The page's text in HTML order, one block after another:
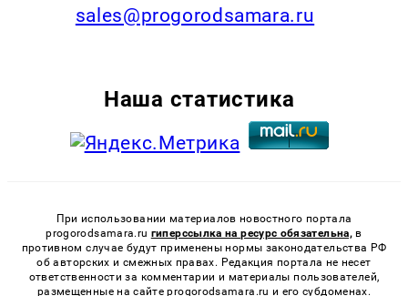
sales@progorodsamara.ru
Наша статистика
При использовании материалов новостного портала
progorodsamara.ru гиперссылка на ресурс обязательна, в
противном случае будут применены нормы законодательства РФ
об авторских и смежных правах. Редакция портала не несет
ответственности за комментарии и материалы пользователей,
размещенные на сайте progorodsamara.ru и его субдоменах.